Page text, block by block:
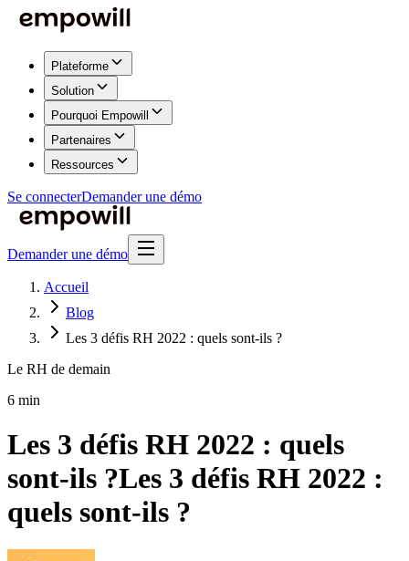
Plateforme
Solution
Pourquoi Empowill
Partenaires
Ressources
Se connecterDemander une démo
Demander une démo
Accueil
Blog
Les 3 défis RH 2022 : quels sont-ils ?
Le RH de demain
6 min
Les 3 défis RH 2022 : quels
sont-ils ?Les 3 défis RH 2022 :
quels sont-ils ?